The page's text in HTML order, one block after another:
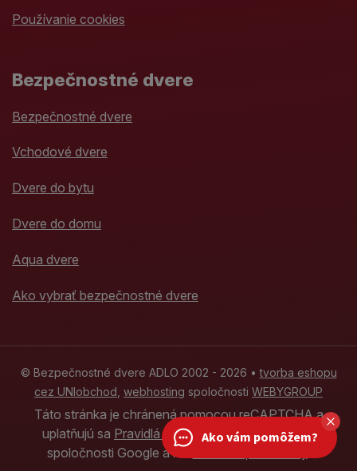
Používanie cookies
Bezpečnostné dvere
Bezpečnostné dvere
Vchodové dvere
Dvere do bytu
Dvere do domu
Aqua dvere
Ako vybrať bezpečnostné dvere
© Bezpečnostné dvere ADLO 2002 - 2026 •tvorba eshopu
cez UNIobchod, webhosting spoločnosti WEBYGROUP
Táto stránka je chránená pomocou reCAPTCHA a
uplatňujú sa Pravidlá ochrany osobných údajov
spoločnosti Google a ich
Ako vám pomôžem?